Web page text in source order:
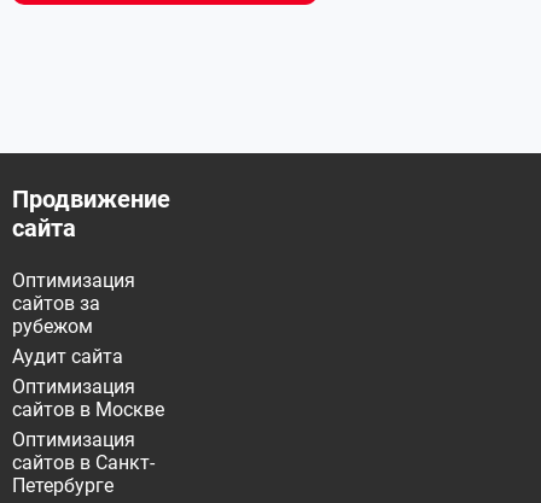
Продвижение
сайта
Оптимизация
сайтов за
рубежом
Аудит сайта
Оптимизация
сайтов в Москве
Оптимизация
сайтов в Санкт-
Петербурге